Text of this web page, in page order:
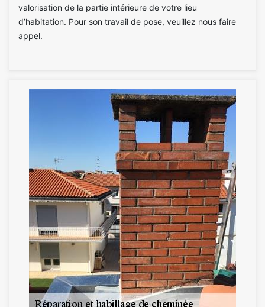
valorisation de la partie intérieure de votre lieu
d’habitation. Pour son travail de pose, veuillez nous faire
appel.